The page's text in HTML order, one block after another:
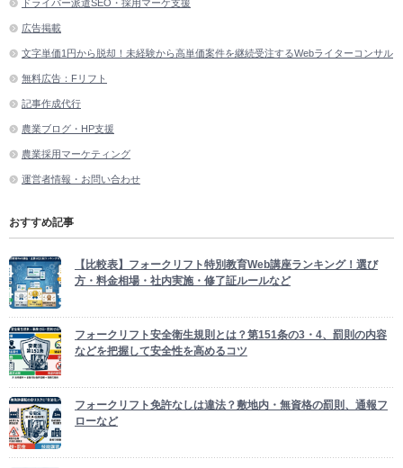
ドライバー派遣SEO・採用マーケ支援
広告掲載
文字単価1円から脱却！未経験から高単価案件を継続受注するWebライターコンサル
無料広告：Fリフト
記事作成代行
農業ブログ・HP支援
農業採用マーケティング
運営者情報・お問い合わせ
おすすめ記事
【比較表】フォークリフト特別教育Web講座ランキング！選び
方・料金相場・社内実施・修了証ルールなど
フォークリフト安全衛生規則とは？第151条の3・4、罰則の内容
などを把握して安全性を高めるコツ
フォークリフト免許なしは違法？敷地内・無資格の罰則、通報フ
ローなど